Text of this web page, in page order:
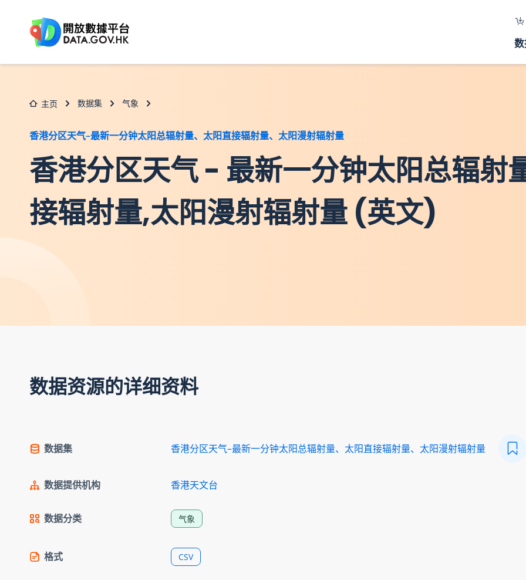
主页 数据集 气象
香港分区天气–最新一分钟太阳总辐射量、太阳直接辐射量、太阳漫射辐射量
香港分区天气 - 最新一分钟太阳总辐射
接辐射量,太阳漫射辐射量 (英文)
数据资源的详细资料
数据集 香港分区天气–最新一分钟太阳总辐射量、太阳直接辐射量、太阳漫射辐射量
数据提供机构 香港天文台
数据分类 气象
格式 CSV